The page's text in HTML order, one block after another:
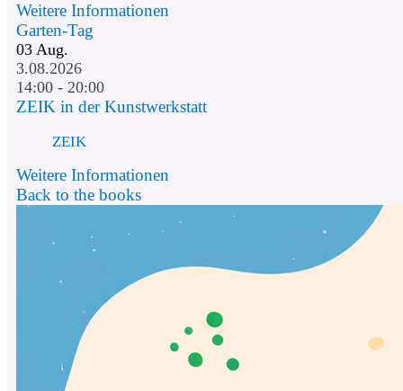
Weitere Informationen
Garten-Tag
03 Aug.
3.08.2026
14:00 - 20:00
ZEIK in der Kunstwerkstatt
ZEIK
Weitere Informationen
Back to the books